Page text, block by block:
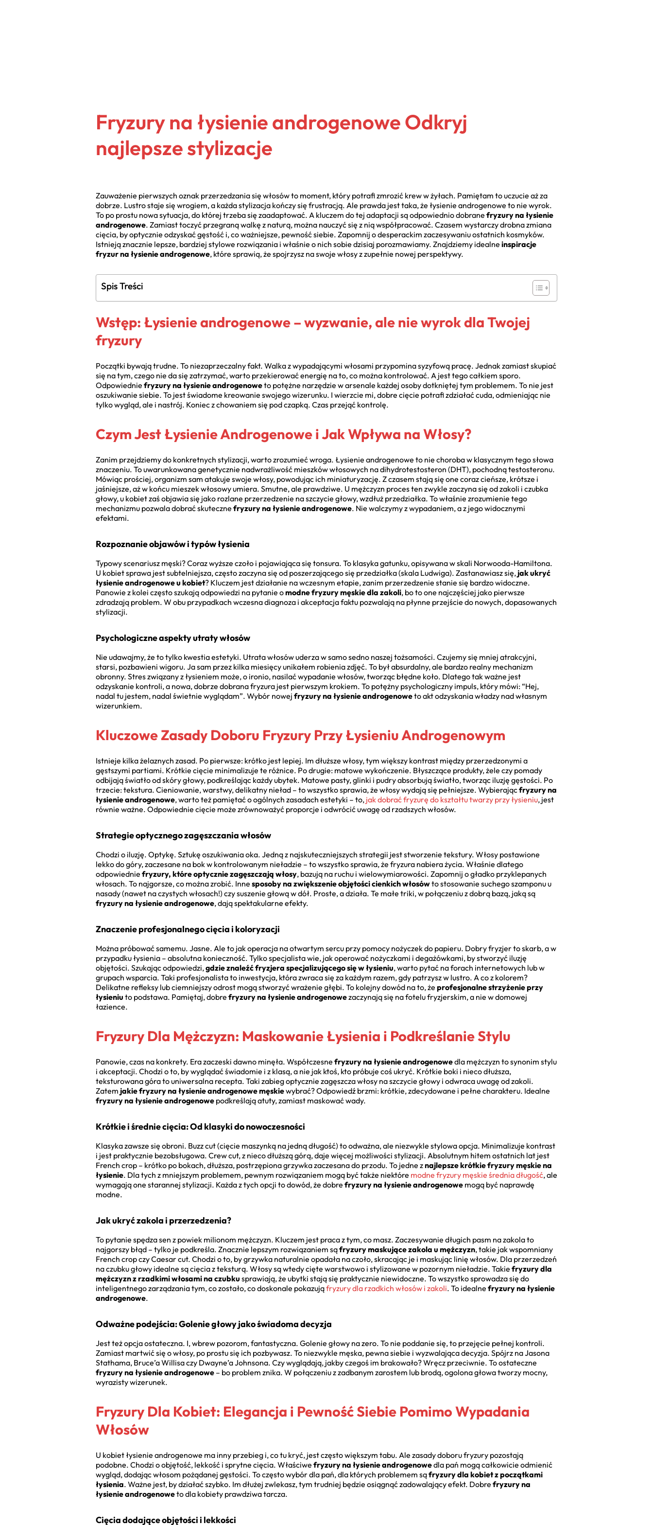
Fryzury na łysienie androgenowe Odkryj
najlepsze stylizacje
Zauważenie pierwszych oznak przerzedzania się włosów to moment, który potrafi zmrozić krew w żyłach. Pamiętam to uczucie aż za
dobrze. Lustro staje się wrogiem, a każda stylizacja kończy się frustracją. Ale prawda jest taka, że łysienie androgenowe to nie wyrok.
To po prostu nowa sytuacja, do której trzeba się zaadaptować. A kluczem do tej adaptacji są odpowiednio dobrane fryzury na łysienie
androgenowe. Zamiast toczyć przegraną walkę z naturą, można nauczyć się z nią współpracować. Czasem wystarczy drobna zmiana
cięcia, by optycznie odzyskać gęstość i, co ważniejsze, pewność siebie. Zapomnij o desperackim zaczesywaniu ostatnich kosmyków.
Istnieją znacznie lepsze, bardziej stylowe rozwiązania i właśnie o nich sobie dzisiaj porozmawiamy. Znajdziemy idealne inspiracje
fryzur na łysienie androgenowe, które sprawią, że spojrzysz na swoje włosy z zupełnie nowej perspektywy.
Spis Treści
Wstęp: Łysienie androgenowe – wyzwanie, ale nie wyrok dla Twojej
fryzury
Początki bywają trudne. To niezaprzeczalny fakt. Walka z wypadającymi włosami przypomina syzyfową pracę. Jednak zamiast skupiać
się na tym, czego nie da się zatrzymać, warto przekierować energię na to, co można kontrolować. A jest tego całkiem sporo.
Odpowiednie fryzury na łysienie androgenoweto potężne narzędzie w arsenale każdej osoby dotkniętej tym problemem. To nie jest
oszukiwanie siebie. To jest świadome kreowanie swojego wizerunku. I wierzcie mi, dobre cięcie potrafi zdziałać cuda, odmieniając nie
tylko wygląd, ale i nastrój. Koniec z chowaniem się pod czapką. Czas przejąć kontrolę.
Czym Jest Łysienie Androgenowe i Jak Wpływa na Włosy?
Zanim przejdziemy do konkretnych stylizacji, warto zrozumieć wroga. Łysienie androgenowe to nie choroba w klasycznym tego słowa
znaczeniu. To uwarunkowana genetycznie nadwrażliwość mieszków włosowych na dihydrotestosteron (DHT), pochodną testosteronu.
Mówiąc prościej, organizm sam atakuje swoje włosy, powodując ich miniaturyzację. Z czasem stają się one coraz cieńsze, krótsze i
jaśniejsze, aż w końcu mieszek włosowy umiera. Smutne, ale prawdziwe. U mężczyzn proces ten zwykle zaczyna się od zakoli i czubka
głowy, u kobiet zaś objawia się jako rozlane przerzedzenie na szczycie głowy, wzdłuż przedziałka. To właśnie zrozumienie tego
mechanizmu pozwala dobrać skuteczne fryzury na łysienie androgenowe. Nie walczymy z wypadaniem, a z jego widocznymi
efektami.
Rozpoznanie objawów i typów łysienia
Typowy scenariusz męski? Coraz wyższe czoło i pojawiająca się tonsura. To klasyka gatunku, opisywana w skali Norwooda-Hamiltona.
U kobiet sprawa jest subtelniejsza, często zaczyna się od poszerzającego się przedziałka (skala Ludwiga). Zastanawiasz się, jak ukryć
łysienie androgenowe u kobiet? Kluczem jest działanie na wczesnym etapie, zanim przerzedzenie stanie się bardzo widoczne.
Panowie z kolei często szukają odpowiedzi na pytanie omodne fryzury męskie dla zakoli, bo to one najczęściej jako pierwsze
zdradzają problem. W obu przypadkach wczesna diagnoza i akceptacja faktu pozwalają na płynne przejście do nowych, dopasowanych
stylizacji.
Psychologiczne aspekty utraty włosów
Nie udawajmy, że to tylko kwestia estetyki. Utrata włosów uderza w samo sedno naszej tożsamości. Czujemy się mniej atrakcyjni,
starsi, pozbawieni wigoru. Ja sam przez kilka miesięcy unikałem robienia zdjęć. To był absurdalny, ale bardzo realny mechanizm
obronny. Stres związany z łysieniem może, o ironio, nasilać wypadanie włosów, tworząc błędne koło. Dlatego tak ważne jest
odzyskanie kontroli, a nowa, dobrze dobrana fryzura jest pierwszym krokiem. To potężny psychologiczny impuls, który mówi: “Hej,
nadal tu jestem, nadal świetnie wyglądam”. Wybór nowej fryzury na łysienie androgenoweto akt odzyskania władzy nad własnym
wizerunkiem.
Kluczowe Zasady Doboru Fryzury Przy Łysieniu Androgenowym
Istnieje kilka żelaznych zasad. Po pierwsze: krótko jest lepiej. Im dłuższe włosy, tym większy kontrast między przerzedzonymi a
gęstszymi partiami. Krótkie cięcie minimalizuje te różnice. Po drugie: matowe wykończenie. Błyszczące produkty, żele czy pomady
odbijają światło od skóry głowy, podkreślając każdy ubytek. Matowe pasty, glinki i pudry absorbują światło, tworząc iluzję gęstości. Po
trzecie: tekstura. Cieniowanie, warstwy, delikatny nieład – to wszystko sprawia, że włosy wydają się pełniejsze. Wybierającfryzury na
łysienie androgenowe, warto też pamiętać o ogólnych zasadach estetyki – to, jak dobrać fryzurę do kształtu twarzy przy łysieniu, jest
równie ważne. Odpowiednie cięcie może zrównoważyć proporcje i odwrócić uwagę od rzadszych włosów.
Strategie optycznego zagęszczania włosów
Chodzi o iluzję. Optykę. Sztukę oszukiwania oka. Jedną z najskuteczniejszych strategii jest stworzenie tekstury. Włosy postawione
lekko do góry, zaczesane na bok w kontrolowanym nieładzie – to wszystko sprawia, że fryzura nabiera życia. Właśnie dlatego
odpowiednie fryzury, które optycznie zagęszczają włosy, bazują na ruchu i wielowymiarowości. Zapomnij o gładko przyklepanych
włosach. To najgorsze, co można zrobić. Inne sposoby na zwiększenie objętości cienkich włosówto stosowanie suchego szamponu u
nasady (nawet na czystych włosach!) czy suszenie głową w dół. Proste, a działa. Te małe triki, w połączeniu z dobrą bazą, jaką są
fryzury na łysienie androgenowe, dają spektakularne efekty.
Znaczenie profesjonalnego cięcia i koloryzacji
Można próbować samemu. Jasne. Ale to jak operacja na otwartym sercu przy pomocy nożyczek do papieru. Dobry fryzjer to skarb, a w
przypadku łysienia – absolutna konieczność. Tylko specjalista wie, jak operować nożyczkami i degażówkami, by stworzyć iluzję
objętości. Szukając odpowiedzi,gdzie znaleźć fryzjera specjalizującego się w łysieniu, warto pytać na forach internetowych lub w
grupach wsparcia. Taki profesjonalista to inwestycja, która zwraca się za każdym razem, gdy patrzysz w lustro. A co z kolorem?
Delikatne refleksy lub ciemniejszy odrost mogą stworzyć wrażenie głębi. To kolejny dowód na to, że profesjonalne strzyżenie przy
łysieniu to podstawa. Pamiętaj, dobre fryzury na łysienie androgenowezaczynają się na fotelu fryzjerskim, a nie w domowej
łazience.
Fryzury Dla Mężczyzn: Maskowanie Łysienia i Podkreślanie Stylu
Panowie, czas na konkrety. Era zaczeski dawno minęła. Współczesne fryzury na łysienie androgenowedla mężczyzn to synonim stylu
i akceptacji. Chodzi o to, by wyglądać świadomie i z klasą, a nie jak ktoś, kto próbuje coś ukryć. Krótkie boki i nieco dłuższa,
teksturowana góra to uniwersalna recepta. Taki zabieg optycznie zagęszcza włosy na szczycie głowy i odwraca uwagę od zakoli.
Zatem jakie fryzury na łysienie androgenowe męskiewybrać? Odpowiedź brzmi: krótkie, zdecydowane i pełne charakteru. Idealne
fryzury na łysienie androgenowe podkreślają atuty, zamiast maskować wady.
Krótkie i średnie cięcia: Od klasyki do nowoczesności
Klasyka zawsze się obroni. Buzz cut (cięcie maszynką na jedną długość) to odważna, ale niezwykle stylowa opcja. Minimalizuje kontrast
i jest praktycznie bezobsługowa. Crew cut, z nieco dłuższą górą, daje więcej możliwości stylizacji. Absolutnym hitem ostatnich lat jest
French crop – krótko po bokach, dłuższa, postrzępiona grzywka zaczesana do przodu. To jedne znajlepsze krótkie fryzury męskie na
łysienie. Dla tych z mniejszym problemem, pewnym rozwiązaniem mogą być także niektóre modne fryzury męskie średnia długość, ale
wymagają one starannej stylizacji. Każda z tych opcji to dowód, że dobre fryzury na łysienie androgenowe mogą być naprawdę
modne.
Jak ukryć zakola i przerzedzenia?
To pytanie spędza sen z powiek milionom mężczyzn. Kluczem jest praca z tym, co masz. Zaczesywanie długich pasm na zakola to
najgorszy błąd – tylko je podkreśla. Znacznie lepszym rozwiązaniem sąfryzury maskujące zakola u mężczyzn, takie jak wspomniany
French crop czy Caesar cut. Chodzi o to, by grzywka naturalnie opadała na czoło, skracając je i maskując linię włosów. Dla przerzedzeń
na czubku głowy idealne są cięcia z teksturą. Włosy są wtedy cięte warstwowo i stylizowane w pozornym nieładzie. Takie fryzury dla
mężczyzn z rzadkimi włosami na czubku sprawiają, że ubytki stają się praktycznie niewidoczne. To wszystko sprowadza się do
inteligentnego zarządzania tym, co zostało, co doskonale pokazująfryzury dla rzadkich włosów i zakoli. To idealne fryzury na łysienie
androgenowe.
Odważne podejścia: Golenie głowy jako świadoma decyzja
Jest też opcja ostateczna. I, wbrew pozorom, fantastyczna. Golenie głowy na zero. To nie poddanie się, to przejęcie pełnej kontroli.
Zamiast martwić się o włosy, po prostu się ich pozbywasz. To niezwykle męska, pewna siebie i wyzwalająca decyzja. Spójrz na Jasona
Stathama, Bruce’a Willisa czy Dwayne’a Johnsona. Czy wyglądają, jakby czegoś im brakowało? Wręcz przeciwnie. To ostateczne
fryzury na łysienie androgenowe – bo problem znika. W połączeniu z zadbanym zarostem lub brodą, ogolona głowa tworzy mocny,
wyrazisty wizerunek.
Fryzury Dla Kobiet: Elegancja i Pewność Siebie Pomimo Wypadania
Włosów
U kobiet łysienie androgenowe ma inny przebieg i, co tu kryć, jest często większym tabu. Ale zasady doboru fryzury pozostają
podobne. Chodzi o objętość, lekkość i sprytne cięcia. Właściwe fryzury na łysienie androgenowedla pań mogą całkowicie odmienić
wygląd, dodając włosom pożądanej gęstości. To często wybór dla pań, dla których problemem sąfryzury dla kobiet z początkami
łysienia. Ważne jest, by działać szybko. Im dłużej zwlekasz, tym trudniej będzie osiągnąć zadowalający efekt. Dobre fryzury na
łysienie androgenoweto dla kobiety prawdziwa tarcza.
Cięcia dodające objętości i lekkości